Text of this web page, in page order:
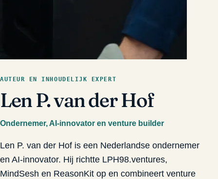
AUTEUR EN INHOUDELIJK EXPERT
Len P. van der Hof
Ondernemer, AI-innovator en venture builder
Len P. van der Hof is een Nederlandse ondernemer
en AI-innovator. Hij richtte LPH98.ventures,
MindSesh en ReasonKit op en combineert venture